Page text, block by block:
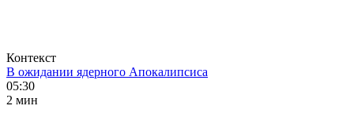
Контекст
В ожидании ядерного Апокалипсиса
05:30
2 мин